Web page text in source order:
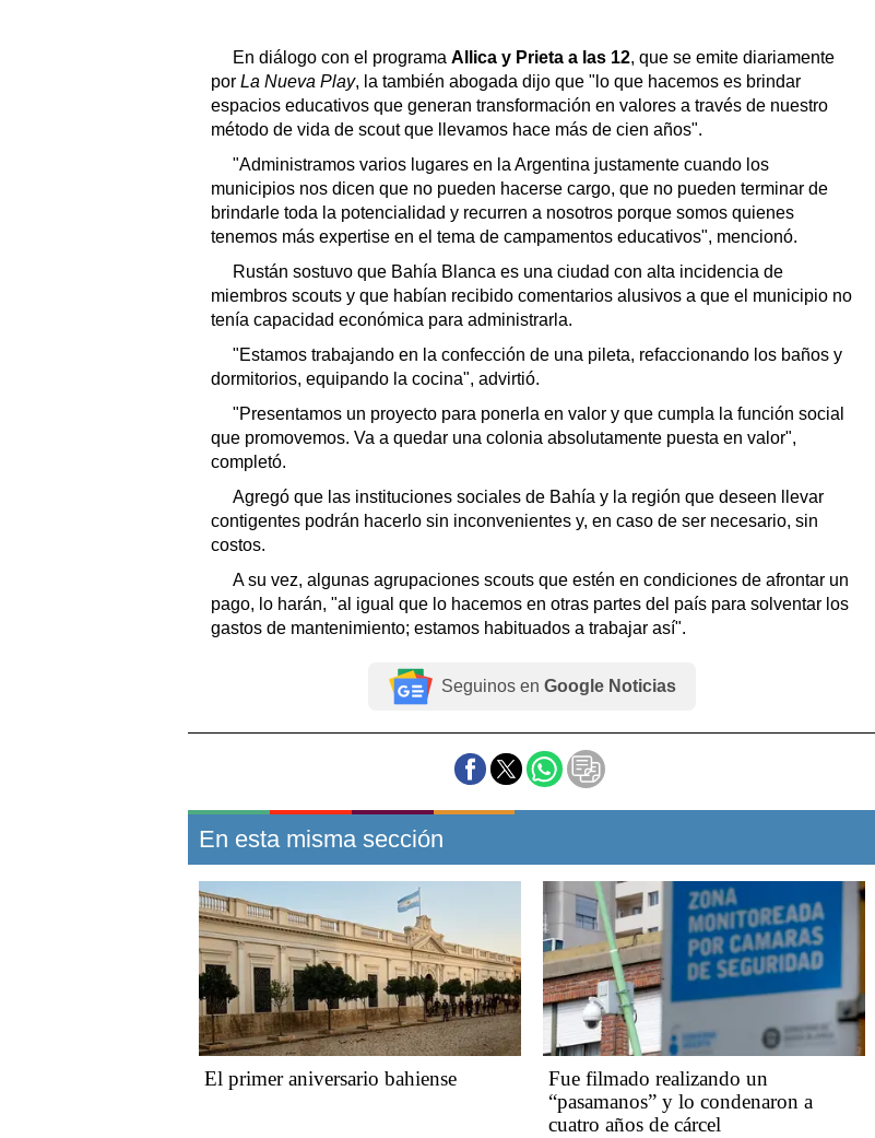
En diálogo con el programa Allica y Prieta a las 12, que se emite diariamente
por La Nueva Play, la también abogada dijo que "lo que hacemos es brindar
espacios educativos que generan transformación en valores a través de nuestro
método de vida de scout que llevamos hace más de cien años".
"Administramos varios lugares en la Argentina justamente cuando los
municipios nos dicen que no pueden hacerse cargo, que no pueden terminar de
brindarle toda la potencialidad y recurren a nosotros porque somos quienes
tenemos más expertise en el tema de campamentos educativos", mencionó.
Rustán sostuvo que Bahía Blanca es una ciudad con alta incidencia de
miembros scouts y que habían recibido comentarios alusivos a que el municipio no
tenía capacidad económica para administrarla.
"Estamos trabajando en la confección de una pileta, refaccionando los baños y
dormitorios, equipando la cocina", advirtió.
"Presentamos un proyecto para ponerla en valor y que cumpla la función social
que promovemos. Va a quedar una colonia absolutamente puesta en valor",
completó.
Agregó que las instituciones sociales de Bahía y la región que deseen llevar
contigentes podrán hacerlo sin inconvenientes y, en caso de ser necesario, sin
costos.
A su vez, algunas agrupaciones scouts que estén en condiciones de afrontar un
pago, lo harán, "al igual que lo hacemos en otras partes del país para solventar los
gastos de mantenimiento; estamos habituados a trabajar así".
Seguinos en Google Noticias
En esta misma sección
El primer aniversario bahiense
Fue filmado realizando un
“pasamanos” y lo condenaron a
cuatro años de cárcel